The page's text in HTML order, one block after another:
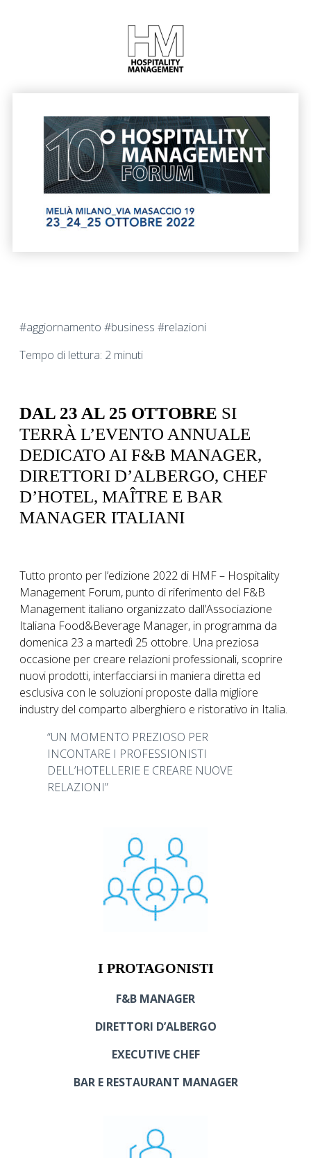
#aggiornamento #business #relazioni
Tempo di lettura: 2 minuti
DAL 23 AL 25 OTTOBRE SI
TERRÀ L’EVENTO ANNUALE
DEDICATO AI F&B MANAGER,
DIRETTORI D’ALBERGO, CHEF
D’HOTEL, MAÎTRE E BAR
MANAGER ITALIANI
Tutto pronto per l’edizione 2022 di HMF – Hospitality
Management Forum, punto di riferimento del F&B
Management italiano organizzato dall’Associazione
Italiana Food&Beverage Manager, in programma da
domenica 23 a martedì 25 ottobre. Una preziosa
occasione per creare relazioni professionali, scoprire
nuovi prodotti, interfacciarsi in maniera diretta ed
esclusiva con le soluzioni proposte dalla migliore
industry del comparto alberghiero e ristorativo in Italia.
“UN MOMENTO PREZIOSO PER
INCONTARE I PROFESSIONISTI
DELL’HOTELLERIE E CREARE NUOVE
RELAZIONI”
I PROTAGONISTI
F&B MANAGER
DIRETTORI D’ALBERGO
EXECUTIVE CHEF
BAR E RESTAURANT MANAGER